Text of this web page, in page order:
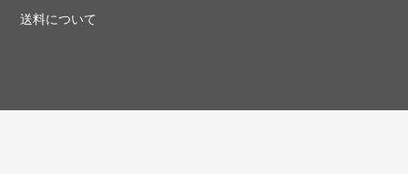
送料について